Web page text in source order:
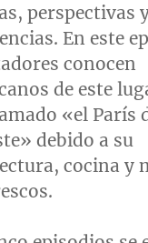
perspectivas
En este
conocen
de este
«el París
debido a su
cocina y